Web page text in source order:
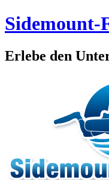
Sidemount-
Erlebe den